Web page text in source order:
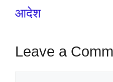
आदेश
Leave a